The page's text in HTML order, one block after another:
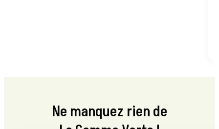
Ne manquez rien de